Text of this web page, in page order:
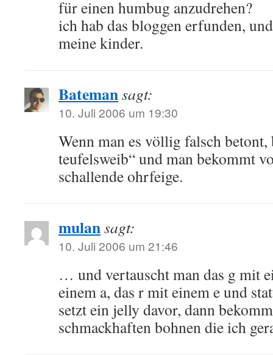
für einen humbug anzudrehen?
ich hab das bloggen erfunden,
meine kinder.
Batemansagt:
10. Juli 2006 um 19:30
Wenn man es völlig falsch betont,
teufelsweib“ und man bekommt
schallende ohrfeige.
mulansagt:
10. Juli 2006 um 21:46
… und vertauscht man das g mit
einem a, das r mit einem e und
setzt ein jelly davor, dann
schmackhaften bohnen die ich